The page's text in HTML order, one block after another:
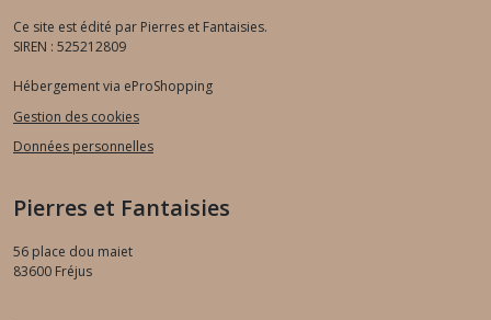
Ce site est édité par Pierres et Fantaisies.
SIREN : 525212809
Hébergement via eProShopping
Gestion des cookies
Données personnelles
Pierres et Fantaisies
56 place dou maiet
83600 Fréjus